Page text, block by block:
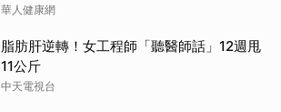
華人健康網
脂肪肝逆轉！女工程師「聽醫師話」12週甩
11公斤
中天電視台